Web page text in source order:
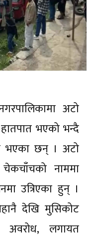
अटो
हातपात भएको भन्दै
भएका छन् । अटो
चेकचाँचको नाममा
उत्रिएका हुन् ।
देखि मुसिकोट
अवरोध, लगायत